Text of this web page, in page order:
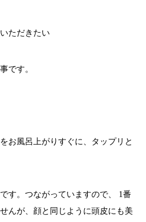
ただきたい
です。
お風呂上がりすぐに、タップリと
す。つながっていますので、 1番
んが、顔と同じように頭皮にも美